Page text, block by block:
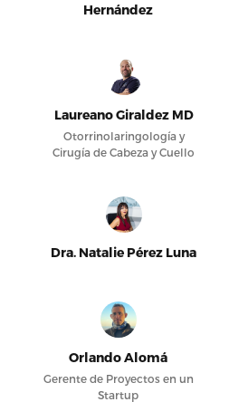
Hernández
Laureano Giraldez MD
Otorrinolaringología y
Cirugía de Cabeza y Cuello
Dra. Natalie Pérez Luna
Orlando Alomá
Gerente de Proyectos en un
Startup